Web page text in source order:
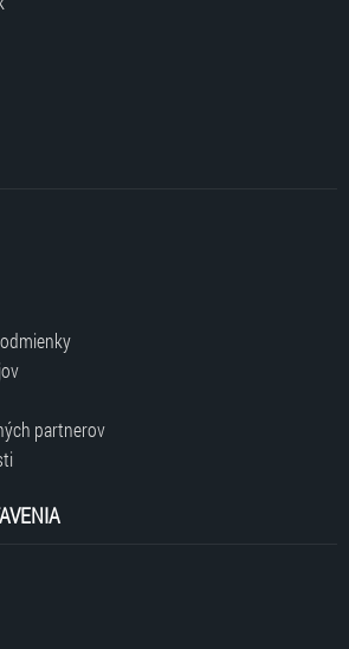
partnerov